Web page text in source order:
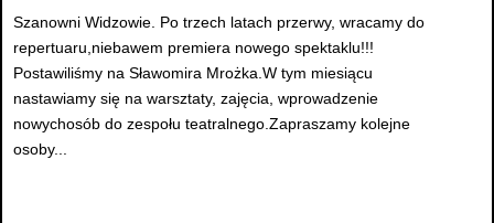
Szanowni Widzowie. Po trzech latach przerwy, wracamy do
repertuaru,niebawem premiera nowego spektaklu!!!
Postawiliśmy na Sławomira Mrożka.W tym miesiącu
nastawiamy się na warsztaty, zajęcia, wprowadzenie
nowychosób do zespołu teatralnego.Zapraszamy kolejne
osoby...